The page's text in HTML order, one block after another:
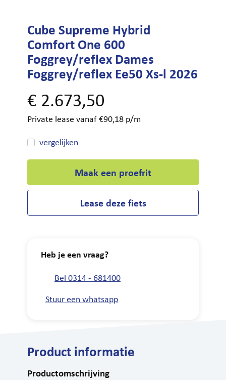
Cube Supreme Hybrid
Comfort One 600
Foggrey/reflex Dames
Foggrey/reflex Ee50 Xs-l 2026
€ 2.673,50
Private lease vanaf €90,18 p/m
vergelijken
Maak een proefrit
Lease deze fiets
Heb je een vraag?
Bel 0314 - 681400
Stuur een whatsapp
Product informatie
Productomschrijving